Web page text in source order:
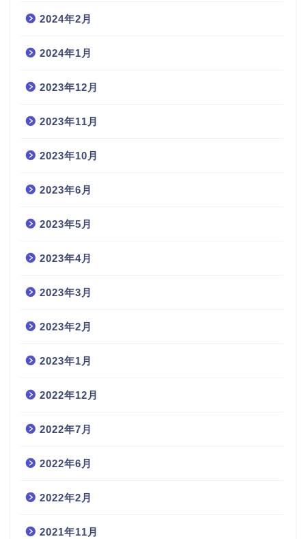
2024年2月
2024年1月
2023年12月
2023年11月
2023年10月
2023年6月
2023年5月
2023年4月
2023年3月
2023年2月
2023年1月
2022年12月
2022年7月
2022年6月
2022年2月
2021年11月